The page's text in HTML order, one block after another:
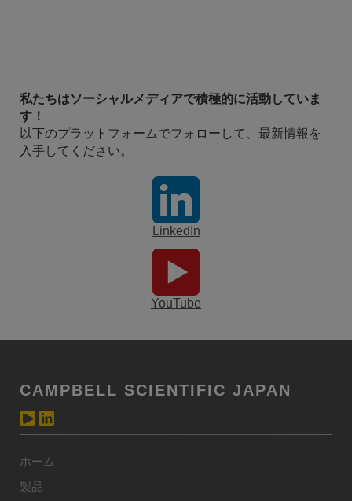
私たちはソーシャルメディアで積極的に活動していま
す！
以下のプラットフォームでフォローして、最新情報を
入手してください。
LinkedIn
YouTube
CAMPBELL SCIENTIFIC JAPAN
ホーム
製品